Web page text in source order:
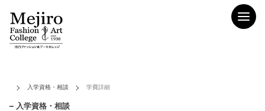
入学資格・相談 学費詳細
– 入学資格・相談